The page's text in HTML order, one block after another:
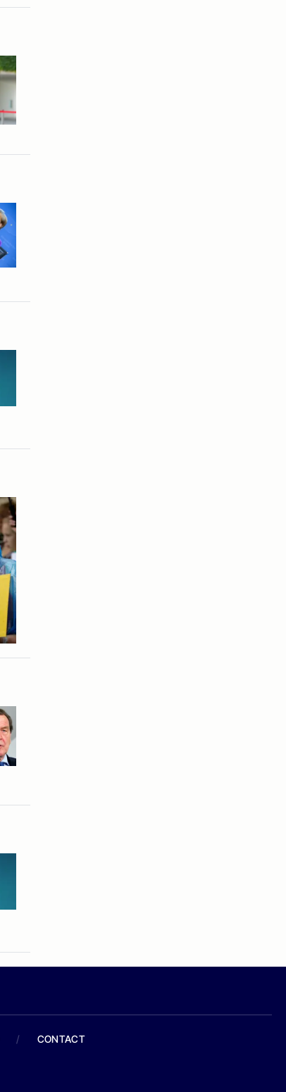
/ CONTACT